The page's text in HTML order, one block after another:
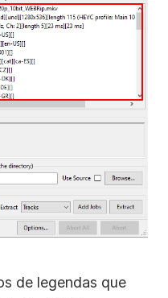
de legendas que